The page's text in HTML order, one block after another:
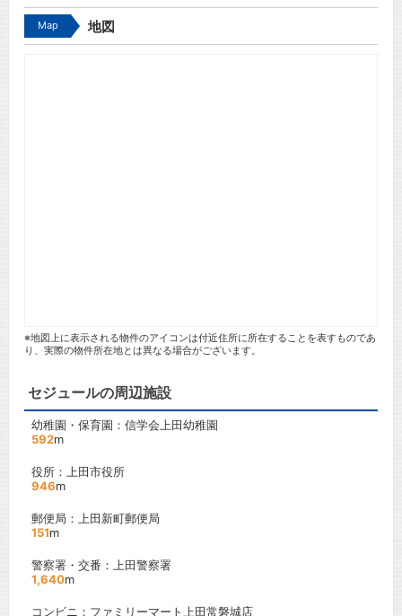
Map 地図
※地図上に表示される物件のアイコンは付近住所に所在することを表すものであ
り、実際の物件所在地とは異なる場合がございます。
セジュールの周辺施設
幼稚園・保育園：信学会上田幼稚園
592m
役所：上田市役所
946m
郵便局：上田新町郵便局
151m
警察署・交番：上田警察署
1,640m
コンビニ：ファミリーマート上田常磐城店